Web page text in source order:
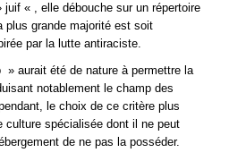
« , elle débouche sur un répertoire
plus grande majorité est soit
par la lutte antiraciste.
aurait été de nature à permettre la
notablement le champ des
le choix de ce critère plus
culture spécialisée dont il ne peut
de ne pas la posséder.